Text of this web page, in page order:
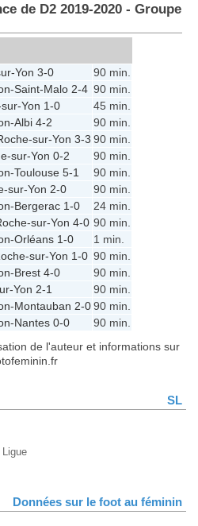
de D2 2019-2020 - Groupe
Yon 3-0
90 min.
-Saint-Malo 2-4 90 min.
Yon 1-0
45 min.
-Albi 4-2
90 min.
sur-Yon 3-3 90 min.
sur-Yon 0-2
90 min.
-Toulouse 5-1
90 min.
sur-Yon 2-0
90 min.
-Bergerac 1-0
24 min.
sur-Yon 4-0 90 min.
-Orléans 1-0
1 min.
sur-Yon 1-0 90 min.
-Brest 4-0
90 min.
Yon 2-1
90 min.
-Montauban 2-090 min.
-Nantes 0-0
90 min.
de l'auteur et informations sur
SL
Données sur le foot au féminin